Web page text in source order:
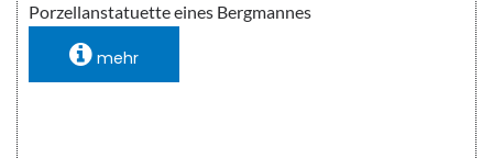
Porzellanstatuette eines Bergmannes
mehr